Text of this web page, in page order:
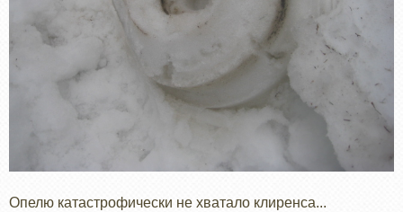
Опелю катастрофически не хватало клиренса...